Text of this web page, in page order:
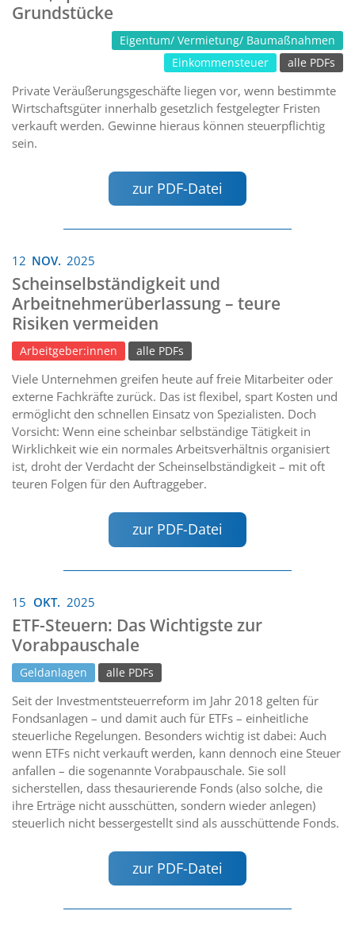
Grundstücke
Eigentum/ Vermietung/ Baumaßnahmen
Einkommensteuer
alle PDFs
Private Veräußerungsgeschäfte liegen vor, wenn bestimmte
Wirtschaftsgüter innerhalb gesetzlich festgelegter Fristen
verkauft werden. Gewinne hieraus können steuerpflichtig
sein.
zur PDF-Datei
12 NOV. 2025
Scheinselbständigkeit und
Arbeitnehmerüberlassung – teure
Risiken vermeiden
Arbeitgeber:innen alle PDFs
Viele Unternehmen greifen heute auf freie Mitarbeiter oder
externe Fachkräfte zurück. Das ist flexibel, spart Kosten und
ermöglicht den schnellen Einsatz von Spezialisten. Doch
Vorsicht: Wenn eine scheinbar selbständige Tätigkeit in
Wirklichkeit wie ein normales Arbeitsverhältnis organisiert
ist, droht der Verdacht der Scheinselbständigkeit – mit oft
teuren Folgen für den Auftraggeber.
zur PDF-Datei
15 OKT. 2025
ETF-Steuern: Das Wichtigste zur
Vorabpauschale
Geldanlagen alle PDFs
Seit der Investmentsteuerreform im Jahr 2018 gelten für
Fondsanlagen – und damit auch für ETFs – einheitliche
steuerliche Regelungen. Besonders wichtig ist dabei: Auch
wenn ETFs nicht verkauft werden, kann dennoch eine Steuer
anfallen – die sogenannte Vorabpauschale. Sie soll
sicherstellen, dass thesaurierende Fonds (also solche, die
ihre Erträge nicht ausschütten, sondern wieder anlegen)
steuerlich nicht bessergestellt sind als ausschüttende Fonds.
zur PDF-Datei